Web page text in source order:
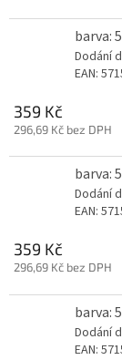
barva:
Dodání
EAN:
359 Kč
296,69 Kč bez DPH
barva:
Dodání
EAN:
359 Kč
296,69 Kč bez DPH
barva:
Dodání
EAN: